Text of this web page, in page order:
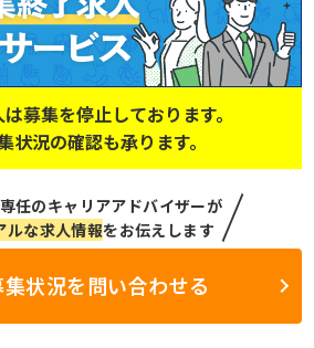
募集を停止しております。
状況の確認も承ります。
任のキャリアアドバイザーが
ルな求人情報をお伝えします
状況を問い合わせる